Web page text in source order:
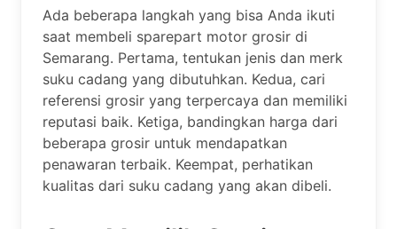
Ada beberapa langkah yang bisa Anda ikuti
saat membeli sparepart motor grosir di
Semarang. Pertama, tentukan jenis dan merk
suku cadang yang dibutuhkan. Kedua, cari
referensi grosir yang terpercaya dan memiliki
reputasi baik. Ketiga, bandingkan harga dari
beberapa grosir untuk mendapatkan
penawaran terbaik. Keempat, perhatikan
kualitas dari suku cadang yang akan dibeli.